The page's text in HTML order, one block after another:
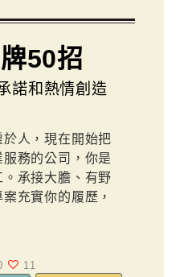
50招
諾和熱情創造
人，現在開始把
務的公司，你是
承接大膽、有野
充實你的履歷，
11